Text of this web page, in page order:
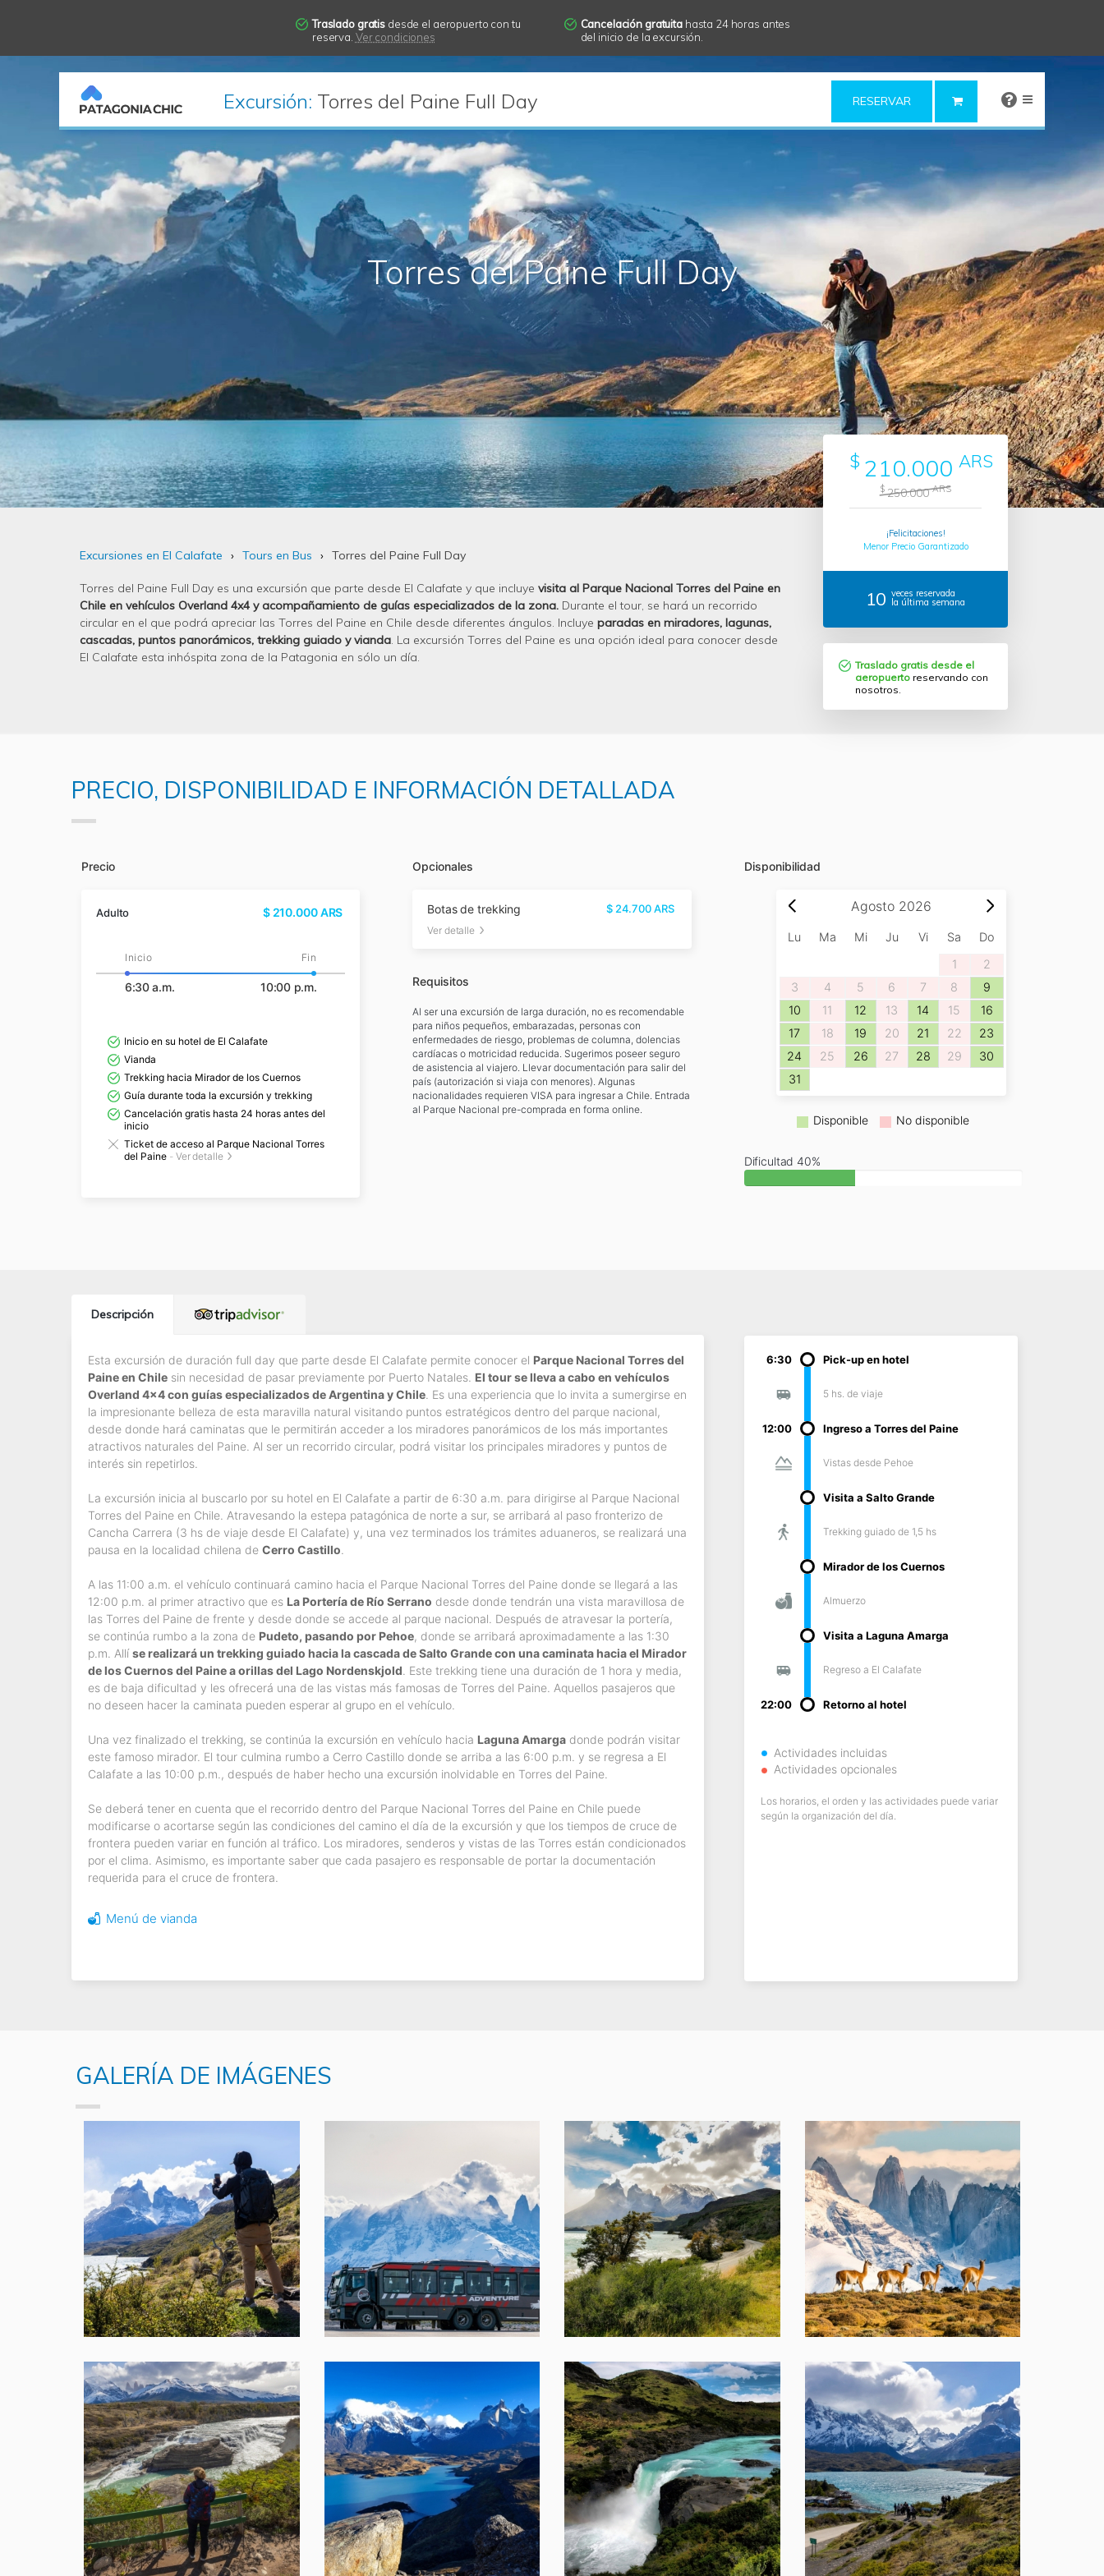
Traslado gratis desde el aeropuerto con tu
reserva. Ver condiciones
Cancelación gratuitahasta 24 horas antes
del inicio de la excursión.
Excursión: Torres del Paine Full Day RESERVAR
Torres del Paine Full Day
Excursiones en El Calafate Tours en Bus Torres del Paine Full Day
Torres del Paine Full Day es una excursión que parte desde El Calafate y que incluye visita al Parque Nacional Torres del Paine en
Chile en vehículos Overland 4x4 y acompañamiento de guías especializados de la zona. Durante el tour, se hará un recorrido
circular en el que podrá apreciar las Torres del Paine en Chile desde diferentes ángulos. Incluye paradas en miradores, lagunas,
cascadas, puntos panorámicos, trekking guiado y vianda. La excursión Torres del Paine es una opción ideal para conocer desde
El Calafate esta inhóspita zona de la Patagonia en sólo un día.
$ 210.000 ARS
$ 250.000ARS
¡Felicitaciones!
Menor Precio Garantizado
10 veces reservada
la última semana
Traslado gratis desde el
aeropuertoreservando con
nosotros.
PRECIO, DISPONIBILIDAD E INFORMACIÓN DETALLADA
Precio
Adulto $ 210.000ARS
Inicio Fin
6:30 a.m. 10:00 p.m.
Inicio en su hotel de El Calafate
Vianda
Trekking hacia Mirador de los Cuernos
Guía durante toda la excursión y trekking
Cancelación gratis hasta 24 horas antes del
inicio
Ticket de acceso al Parque Nacional Torres
del Paine - Ver detalle
Opcionales
Botas de trekking
Ver detalle
$ 24.700ARS
Requisitos
Al ser una excursión de larga duración, no es recomendable
para niños pequeños, embarazadas, personas con
enfermedades de riesgo, problemas de columna, dolencias
cardíacas o motricidad reducida. Sugerimos poseer seguro
de asistencia al viajero. Llevar documentación para salir del
país (autorización si viaja con menores). Algunas
nacionalidades requieren VISA para ingresar a Chile. Entrada
al Parque Nacional pre-comprada en forma online.
Disponibilidad
Agosto 2026
Lu Ma Mi Ju Vi Sa
Do
1
2
3
4 5 6 7 8
9
10
11 12 13 14 15
16
17
18 19 20 21 22
23
24
25 26 27 28 29
30
31
Disponible No disponible
Dificultad 40%
Descripción
Esta excursión de duración full day que parte desde El Calafate permite conocer el Parque Nacional Torres del
Paine en Chile sin necesidad de pasar previamente por Puerto Natales. El tour se lleva a cabo en vehículos
Overland 4x4 con guías especializados de Argentina y Chile . Es una experiencia que lo invita a sumergirse en
la impresionante belleza de esta maravilla natural visitando puntos estratégicos dentro del parque nacional,
desde donde hará caminatas que le permitirán acceder a los miradores panorámicos de los más importantes
atractivos naturales del Paine. Al ser un recorrido circular, podrá visitar los principales miradores y puntos de
interés sin repetirlos.
La excursión inicia al buscarlo por su hotel en El Calafate a partir de 6:30 a.m. para dirigirse al Parque Nacional
Torres del Paine en Chile. Atravesando la estepa patagónica de norte a sur, se arribará al paso fronterizo de
Cancha Carrera (3 hs de viaje desde El Calafate) y, una vez terminados los trámites aduaneros, se realizará una
pausa en la localidad chilena de Cerro Castillo
A las 11:00 a.m. el vehículo continuará camino hacia el Parque Nacional Torres del Paine donde se llegará a las
12:00 p.m. al primer atractivo que es La Portería de Río Serrano desde donde tendrán una vista maravillosa de
las Torres del Paine de frente y desde donde se accede al parque nacional. Después de atravesar la portería,
se continúa rumbo a la zona de Pudeto, pasando por Pehoe, donde se arribará aproximadamente a las 1:30
p.m. Allíse realizará un trekking guiado hacia la cascada de Salto Grande con una caminata hacia el Mirador
de los Cuernos del Paine a orillas del Lago Nordenskjold . Este trekking tiene una duración de 1 hora y media,
es de baja dificultad y les ofrecerá una de las vistas más famosas de Torres del Paine. Aquellos pasajeros que
no deseen hacer la caminata pueden esperar al grupo en el vehículo.
Una vez finalizado el trekking, se continúa la excursión en vehículo hacia Laguna Amarga donde podrán visitar
este famoso mirador. El tour culmina rumbo a Cerro Castillo donde se arriba a las 6:00 p.m. y se regresa a El
Calafate a las 10:00 p.m., después de haber hecho una excursión inolvidable en Torres del Paine.
Se deberá tener en cuenta que el recorrido dentro del Parque Nacional Torres del Paine en Chile puede
modificarse o acortarse según las condiciones del camino el día de la excursión y que los tiempos de cruce de
frontera pueden variar en función al tráfico. Los miradores, senderos y vistas de las Torres están condicionados
por el clima. Asimismo, es importante saber que cada pasajero es responsable de portar la documentación
requerida para el cruce de frontera.
Menú de vianda
6:30 Pick-up en hotel
5 hs. de viaje
12:00 Ingreso a Torres del Paine
Vistas desde Pehoe
Visita a Salto Grande
Trekking guiado de 1,5 hs
Mirador de los Cuernos
Almuerzo
Visita a Laguna Amarga
Regreso a El Calafate
22:00 Retorno al hotel
Actividades incluidas
Actividades opcionales
Los horarios, el orden y las actividades puede variar
según la organización del día.
GALERÍA DE IMÁGENES